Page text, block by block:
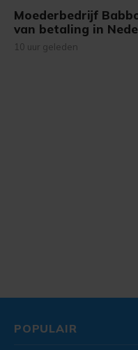
Moederbedrijf
van betaling in
10 uur geleden
POPULAIR